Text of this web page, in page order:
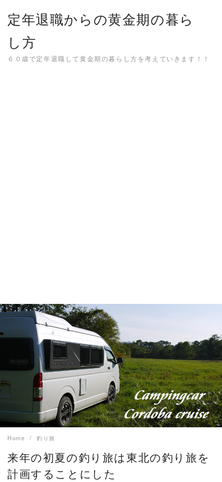
content
定年退職からの黄金期の暮ら
し方
６０歳で定年退職して黄金期の暮らし方を考えていきます！！
Home 釣り旅
来年の初夏の釣り旅は東北の釣り旅を
計画することにした